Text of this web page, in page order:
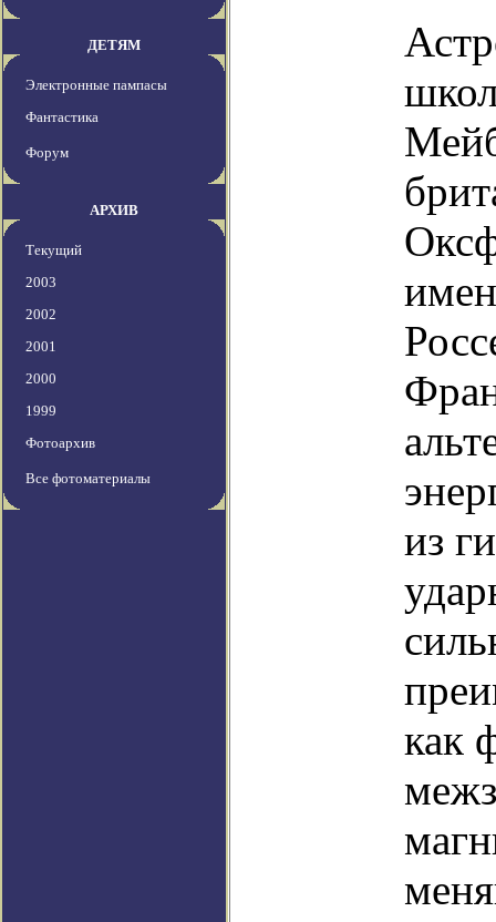
ДЕТЯМ
Электронные пампасы
Фантастика
Форум
АРХИВ
Текущий
2003
2002
2001
2000
1999
Фотоархив
Все фотоматериалы
из
как